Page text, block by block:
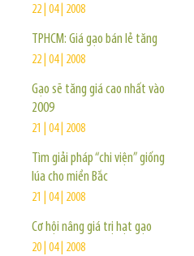
22 | 04 | 2008
TPHCM: Giá gạo bán lẻ tăng
22 | 04 | 2008
Gạo sẽ tăng giá cao nhất vào
2009
21 | 04 | 2008
Tìm giải pháp “chi viện” giống
lúa cho miền Bắc
21 | 04 | 2008
Cơ hội nâng giá trị hạt gạo
20 | 04 | 2008